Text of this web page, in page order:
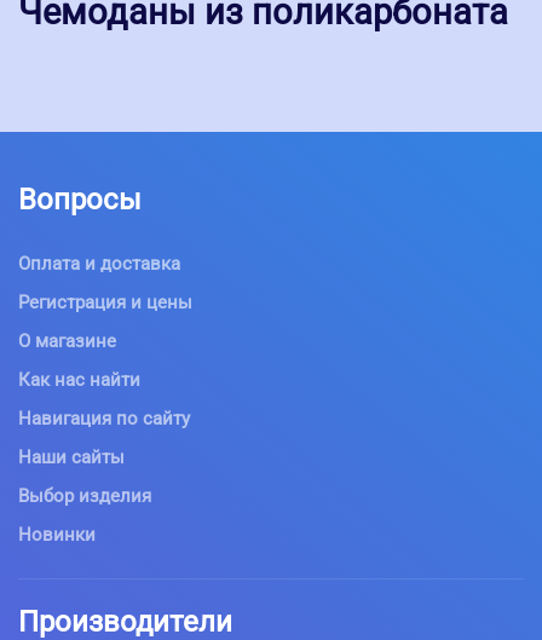
Чемоданы из поликарбоната
Вопросы
Оплата и доставка
Регистрация и цены
О магазине
Как нас найти
Навигация по сайту
Наши сайты
Выбор изделия
Новинки
Производители